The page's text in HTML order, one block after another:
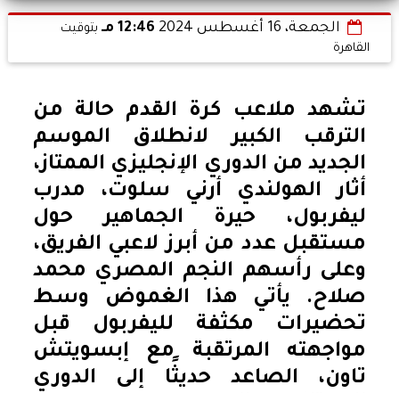
الجمعة، 16 أغسطس 2024 12:46 مـ
بتوقيت
القاهرة
تشهد ملاعب كرة القدم حالة من
الترقب الكبير لانطلاق الموسم
الجديد من الدوري الإنجليزي الممتاز،
أثار الهولندي أرني سلوت، مدرب
ليفربول، حيرة الجماهير حول
مستقبل عدد من أبرز لاعبي الفريق،
وعلى رأسهم النجم المصري محمد
صلاح. يأتي هذا الغموض وسط
تحضيرات مكثفة لليفربول قبل
مواجهته المرتقبة مع إبسويتش
تاون، الصاعد حديثًا إلى الدوري